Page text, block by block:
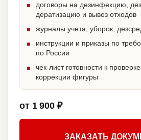
договоры на дезинфекцию,
дератизацию и вывоз отходов
журналы учета, уборок,
инструкции и приказы по
по России
чек-лист готовности к
коррекции фигуры
от 1 900 ₽
ЗАКАЗАТЬ